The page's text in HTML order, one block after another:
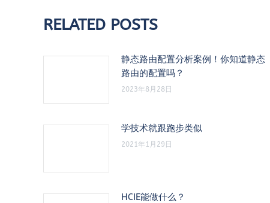
RELATED POSTS
静态路由配置分析案例！你知道静态
路由的配置吗？
2023年8月28日
学技术就跟跑步类似
2021年1月29日
HCIE能做什么？